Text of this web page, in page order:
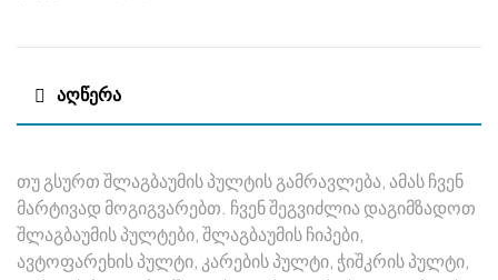
ᲐᲦᲬᲔᲠᲐ
თუ გსურთ შლაგბაუმის პულტის გამრავლება, ამას ჩვენ
მარტივად მოგიგვარებთ. ჩვენ შეგვიძლია დაგიმზადოთ
შლაგბაუმის პულტები, შლაგბაუმის ჩიპები,
ავტოფარეხის პულტი, კარების პულტი, ჭიშკრის პულტი,